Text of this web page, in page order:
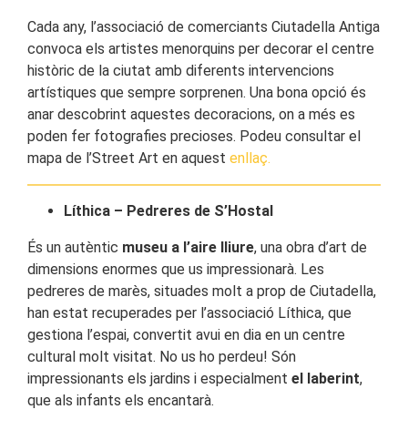
Cada any, l’associació de comerciants Ciutadella Antiga
convoca els artistes menorquins per decorar el centre
històric de la ciutat amb diferents intervencions
artístiques que sempre sorprenen. Una bona opció és
anar descobrint aquestes decoracions, on a més es
poden fer fotografies precioses. Podeu consultar el
mapa de l’Street Art en aquest enllaç.
Líthica – Pedreres de S’Hostal
És un autèntic museu a l’aire lliure, una obra d’art de
dimensions enormes que us impressionarà. Les
pedreres de marès, situades molt a prop de Ciutadella,
han estat recuperades per l’associació Líthica, que
gestiona l’espai, convertit avui en dia en un centre
cultural molt visitat. No us ho perdeu! Són
impressionants els jardins i especialment el laberint,
que als infants els encantarà.